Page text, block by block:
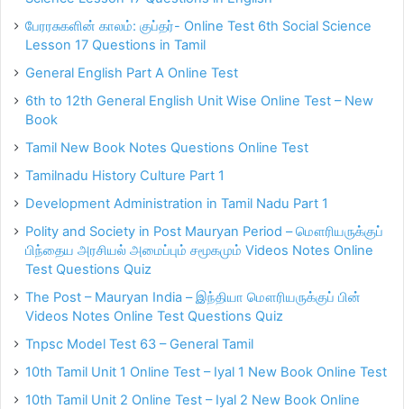
பேரரசுகளின் காலம்: குப்தர்- Online Test 6th Social Science
Lesson 17 Questions in Tamil
General English Part A Online Test
6th to 12th General English Unit Wise Online Test – New
Book
Tamil New Book Notes Questions Online Test
Tamilnadu History Culture Part 1
Development Administration in Tamil Nadu Part 1
Polity and Society in Post Mauryan Period – மௌரியருக்குப்
பிந்தைய அரசியல் அமைப்பும் சமூகமும் Videos Notes Online
Test Questions Quiz
The Post – Mauryan India – இந்தியா மௌரியருக்குப் பின்
Videos Notes Online Test Questions Quiz
Tnpsc Model Test 63 – General Tamil
10th Tamil Unit 1 Online Test – Iyal 1 New Book Online Test
10th Tamil Unit 2 Online Test – Iyal 2 New Book Online